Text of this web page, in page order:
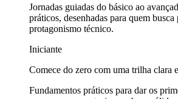
Jornadas guiadas do básico ao
práticos, desenhadas para quem
protagonismo técnico.
Iniciante
Comece do zero com uma trilha clara
Fundamentos práticos para dar os